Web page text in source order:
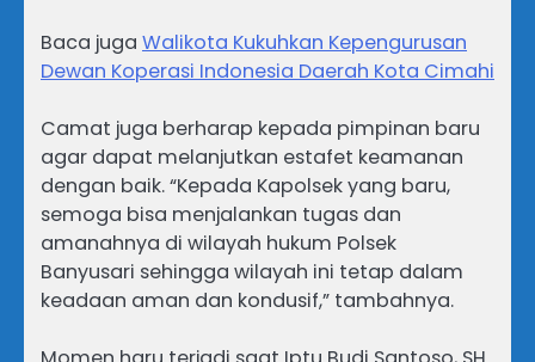
Baca juga Walikota Kukuhkan Kepengurusan
Dewan Koperasi Indonesia Daerah Kota Cimahi
Camat juga berharap kepada pimpinan baru
agar dapat melanjutkan estafet keamanan
dengan baik. “Kepada Kapolsek yang baru,
semoga bisa menjalankan tugas dan
amanahnya di wilayah hukum Polsek
Banyusari sehingga wilayah ini tetap dalam
keadaan aman dan kondusif,” tambahnya.